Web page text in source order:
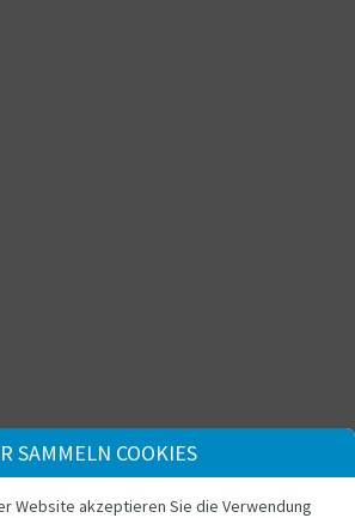
SAMMELN COOKIES
Website akzeptieren Sie die Verwendung